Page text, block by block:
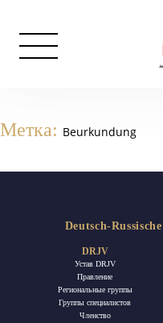
Метка: Beurkundung
Deutsch-
DRJV
Устав DRJV
Правление
Региональные группы
Группы специалистов
Членство